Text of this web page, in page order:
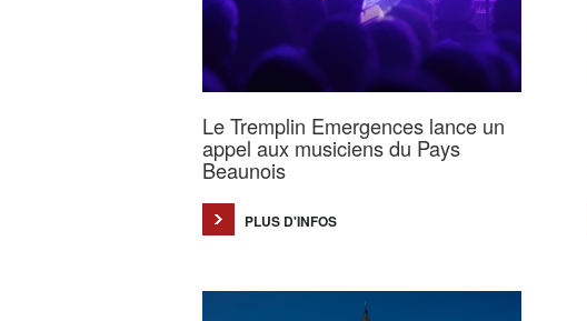
Le Tremplin Emergences lance un
appel aux musiciens du Pays
Beaunois
PLUS D'INFOS